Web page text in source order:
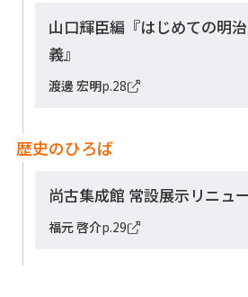
山口輝臣編『はじめての明
義』
渡邊 宏明p.28
歴史のひろば
尚古集成館 常設展示リニュ
福元 啓介p.29